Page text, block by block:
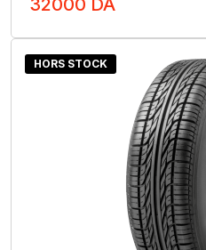
32000 DA
HORS STOCK